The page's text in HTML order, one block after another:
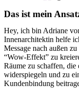
Das ist mein
Hey, ich bin Adriane
Innenarchitektin helfe
Message nach außen
“Wow-Effekt” zu
Räume zu schaffen,
widerspiegeln und zu
Kundenbindung